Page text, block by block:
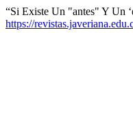
“Si Existe Un "antes" Y Un
https://